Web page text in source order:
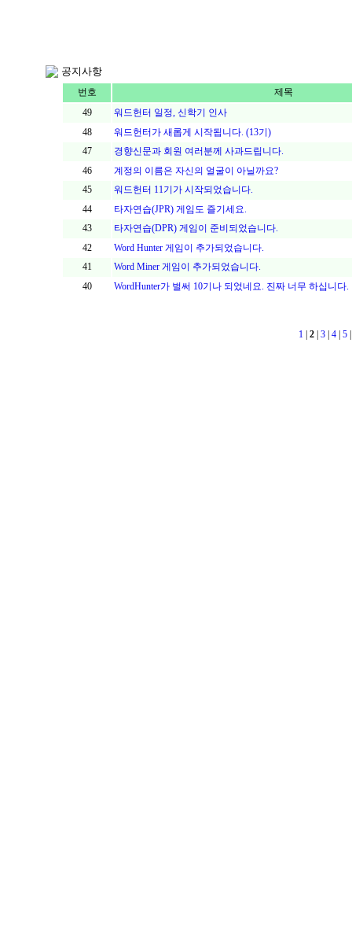
공지사항
번호
제목
49
워드헌터 일정, 신학기 인사
48
워드헌터가 새롭게 시작됩니다. (13기)
47
경향신문과 회원 여러분께 사과드립니다.
46
계정의 이름은 자신의 얼굴이 아닐까요?
45
워드헌터 11기가 시작되었습니다.
44
타자연습(JPR) 게임도 즐기세요.
43
타자연습(DPR) 게임이 준비되었습니다.
42
Word Hunter 게임이 추가되었습니다.
41
Word Miner 게임이 추가되었습니다.
40
WordHunter가 벌써 10기나 되었네요. 진짜 너무 하십니다.
1 2 3 4 5